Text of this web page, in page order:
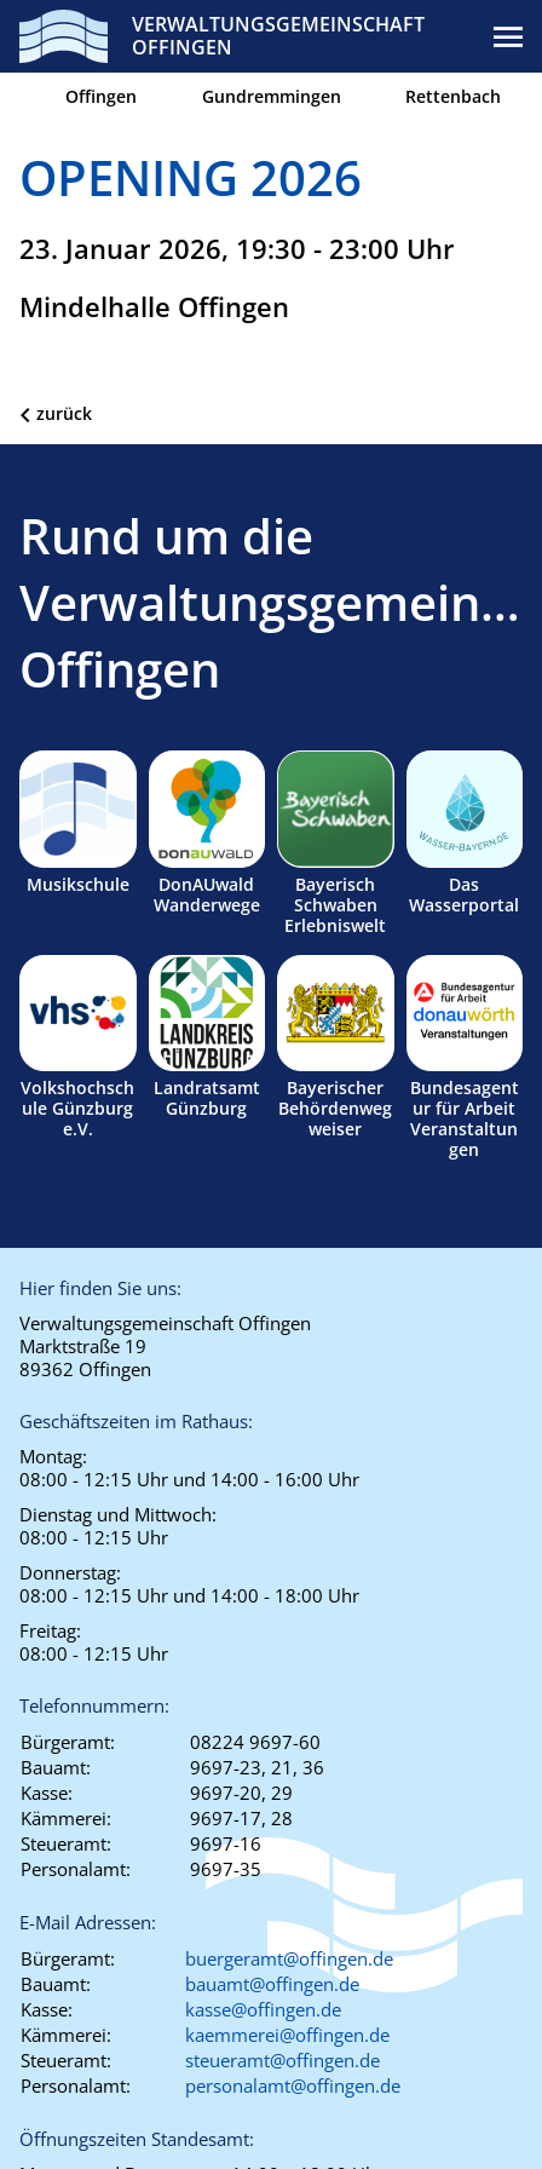
VERWALTUNGSGEMEINSCHAFT
OFFINGEN
Offingen Gundremmingen Rettenbach
OPENING 2026
23. Januar 2026, 19:30 - 23:00 Uhr
Mindelhalle Offingen
zurück
Rund um die
Offingen
Musikschule
DonAUwald
Wanderwege
Bayerisch
Schwaben
Erlebniswelt
Das
Wasserportal
Volkshochsch
ule Günzburg
e.V.
Landratsamt
Günzburg
Bayerischer
Behördenweg
weiser
Bundesagent
ur für Arbeit
Veranstaltun
gen
Hier finden Sie uns:
Verwaltungsgemeinschaft Offingen
Marktstraße 19
89362 Offingen
Geschäftszeiten im Rathaus:
Montag:
08:00 - 12:15 Uhr und 14:00 - 16:00 Uhr
Dienstag und Mittwoch:
08:00 - 12:15 Uhr
Donnerstag:
08:00 - 12:15 Uhr und 14:00 - 18:00 Uhr
Freitag:
08:00 - 12:15 Uhr
Telefonnummern:
Bürgeramt:
08224 9697-60
Bauamt:
9697-23, 21, 36
Kasse:
9697-20, 29
Kämmerei:
9697-17, 28
Steueramt:
9697-16
Personalamt:
9697-35
E-Mail Adressen:
Bürgeramt:
buergeramt@offingen.de
Bauamt:
bauamt@offingen.de
Kasse:
kasse@offingen.de
Kämmerei:
kaemmerei@offingen.de
Steueramt:
steueramt@offingen.de
Personalamt:
personalamt@offingen.de
Öffnungszeiten Standesamt: